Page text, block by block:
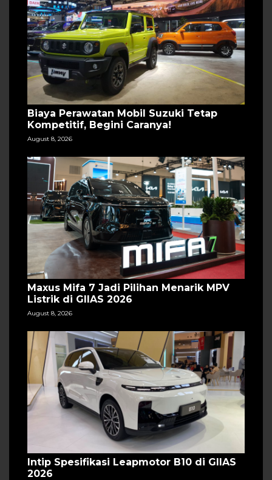
Biaya Perawatan Mobil Suzuki Tetap
Kompetitif, Begini Caranya!
August 8, 2026
Maxus Mifa 7 Jadi Pilihan Menarik MPV
Listrik di GIIAS 2026
August 8, 2026
Intip Spesifikasi Leapmotor B10 di GIIAS
2026